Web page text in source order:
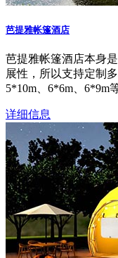
芭提雅帐篷酒店
芭提雅帐篷酒店本身
展性，所以支持定制
5*10m、6*6m、6*9m
详细信息